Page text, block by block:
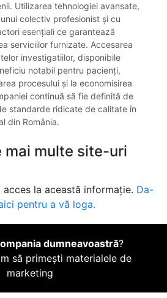
Utilizarea tehnologiei avansate,
colectiv profesionist și cu
esențiali ce garantează
serviciilor furnizate. Accesarea
investigatiilor, disponibile
notabil pentru pacienți,
procesului și la economisirea
continuă să fie definită de
standarde ridicate de calitate în
din România.
mai multe site-uri
la această informație. Da-
pentru a vă loga.
dumneavoastră?
să primești materialele de
marketing